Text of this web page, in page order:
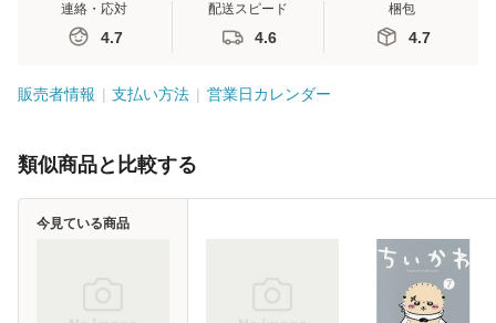
連絡・応対
4.7
配送スピード
4.6
梱包
4.7
販売者情報 支払い方法 営業日カレンダー
類似商品と比較する
今見ている商品